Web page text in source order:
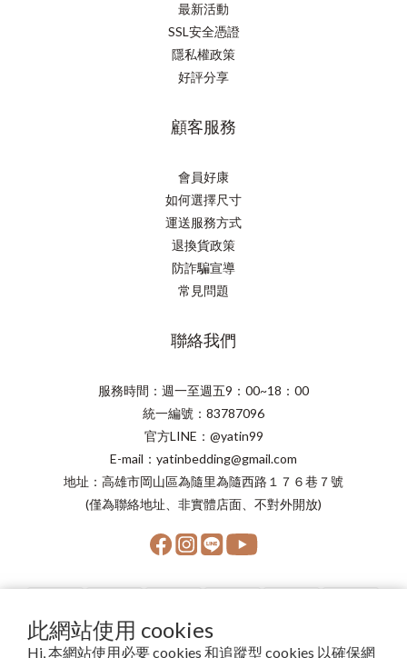
此網站使用 cookies
Hi, 本網站使用必要 cookies 和追蹤型 cookies 以確保網
最新活動
SSL安全憑證
隱私權政策
好評分享
顧客服務
會員好康
如何選擇尺寸
運送服務方式
退換貨政策
防詐騙宣導
常見問題
聯絡我們
服務時間：週一至週五9：00~18：00
統一編號：83787096
官方LINE：@yatin99
E-mail：yatinbedding@gmail.com
地址：高雄市岡山區為隨里為隨西路１７６巷７號
(僅為聯絡地址、非實體店面、不對外開放)